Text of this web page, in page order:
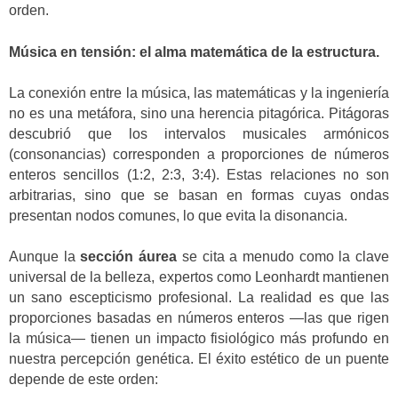
orden.
Música en tensión: el alma matemática de la estructura.
La conexión entre la música, las matemáticas y la ingeniería
no es una metáfora, sino una herencia pitagórica. Pitágoras
descubrió que los intervalos musicales armónicos
(consonancias) corresponden a proporciones de números
enteros sencillos (1:2, 2:3, 3:4). Estas relaciones no son
arbitrarias, sino que se basan en formas cuyas ondas
presentan nodos comunes, lo que evita la disonancia.
Aunque lasección áurea se cita a menudo como la clave
universal de la belleza, expertos como Leonhardt mantienen
un sano escepticismo profesional. La realidad es que las
proporciones basadas en números enteros —las que rigen
la música— tienen un impacto fisiológico más profundo en
nuestra percepción genética. El éxito estético de un puente
depende de este orden: